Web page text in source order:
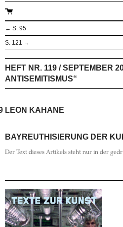
← S. 95
S. 121 →
HEFT NR. 119 / SEPTEMBER
ANTISEMITISMUS“
LEON KAHANE
BAYREUTHISIERUNG DER
Der Text dieses Artikels steht nur in der